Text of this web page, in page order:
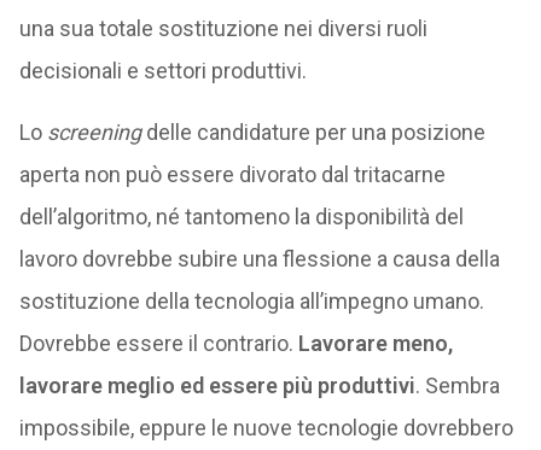
una sua totale sostituzione nei diversi ruoli
decisionali e settori produttivi.
Lo screeningdelle candidature per una posizione
aperta non può essere divorato dal tritacarne
dell’algoritmo, né tantomeno la disponibilità del
lavoro dovrebbe subire una flessione a causa della
sostituzione della tecnologia all’impegno umano.
Dovrebbe essere il contrario. Lavorare meno,
lavorare meglio ed essere più produttivi. Sembra
impossibile, eppure le nuove tecnologie dovrebbero